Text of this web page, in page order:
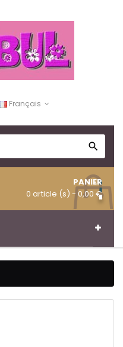
Français

PANIER
0 article (s) - 0,00 €